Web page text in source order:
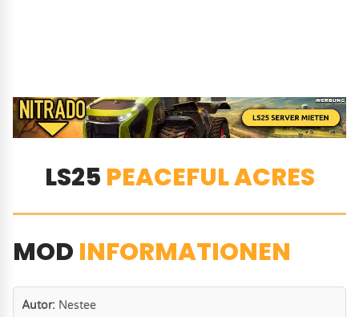
LS25 PEACEFUL ACRES
MOD INFORMATIONEN
Autor: Nestee